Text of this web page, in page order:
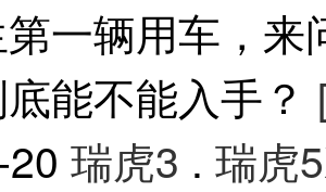
一辆用车，
能不能入手？
瑞虎3 . 瑞虎